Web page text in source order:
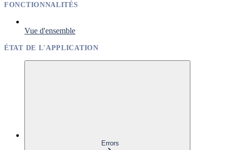
FONCTIONNALITÉS
Vue d'ensemble
ÉTAT DE L'APPLICATION
Errors